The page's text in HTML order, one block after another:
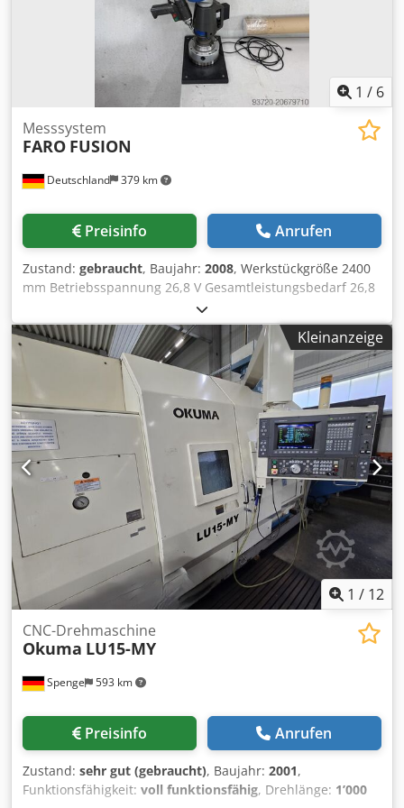
1 / 6
Deutschland 379 km
Messsystem
FARO FUSION
Preisinfo Anrufen
Zustand: gebraucht, Baujahr: 2008, Werkstückgröße 2400
mm Betriebsspannung 26,8 V Gesamtleistungsbedarf 26,8
kW Maschinengewicht ca. 0,040 t MESSARM FARO FUSION
BJ 2008 Messbereich: 2400mm Software: Polyworks (bitte
hier die aktuelle auf der Homepage von Polyworks
downloaden, unsere ist noch für Win XP) Crjdex Dda Tspfx
An Uef Dongle für die Software ist vorhanden und wird
mitgeliefert Zubehör: Messkugeln, Werkzeug, Ersatz Akku,
Kabel, Ladegerät und original Transportkoffer Letzte
Kalibrierung 2020 REV 26.8 Single Point 0.0510 mm
Volumetric 0.710 mm Weiteres auf Bildern
Kleinanzeige
1 / 12
Spenge 593 km
CNC-Drehmaschine
Okuma LU15-MY
Preisinfo Anrufen
Zustand: sehr gut (gebraucht), Baujahr: 2001,
Funktionsfähigkeit: voll funktionsfähig, Drehlänge: 1’000